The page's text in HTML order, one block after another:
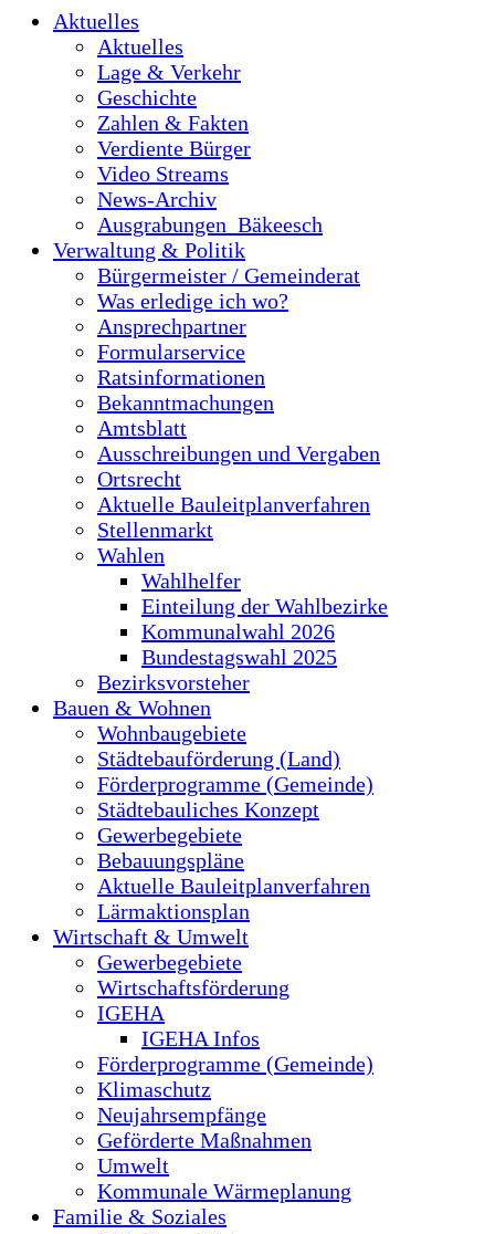
Aktuelles
Aktuelles
Lage & Verkehr
Geschichte
Zahlen & Fakten
Verdiente Bürger
Video Streams
News-Archiv
Ausgrabungen_Bäkeesch
Verwaltung & Politik
Bürgermeister / Gemeinderat
Was erledige ich wo?
Ansprechpartner
Formularservice
Ratsinformationen
Bekanntmachungen
Amtsblatt
Ausschreibungen und Vergaben
Ortsrecht
Aktuelle Bauleitplanverfahren
Stellenmarkt
Wahlen
Wahlhelfer
Einteilung der Wahlbezirke
Kommunalwahl 2026
Bundestagswahl 2025
Bezirksvorsteher
Bauen & Wohnen
Wohnbaugebiete
Städtebauförderung (Land)
Förderprogramme (Gemeinde)
Städtebauliches Konzept
Gewerbegebiete
Bebauungspläne
Aktuelle Bauleitplanverfahren
Lärmaktionsplan
Wirtschaft & Umwelt
Gewerbegebiete
Wirtschaftsförderung
IGEHA
IGEHA Infos
Förderprogramme (Gemeinde)
Klimaschutz
Neujahrsempfänge
Geförderte Maßnahmen
Umwelt
Kommunale Wärmeplanung
Familie & Soziales